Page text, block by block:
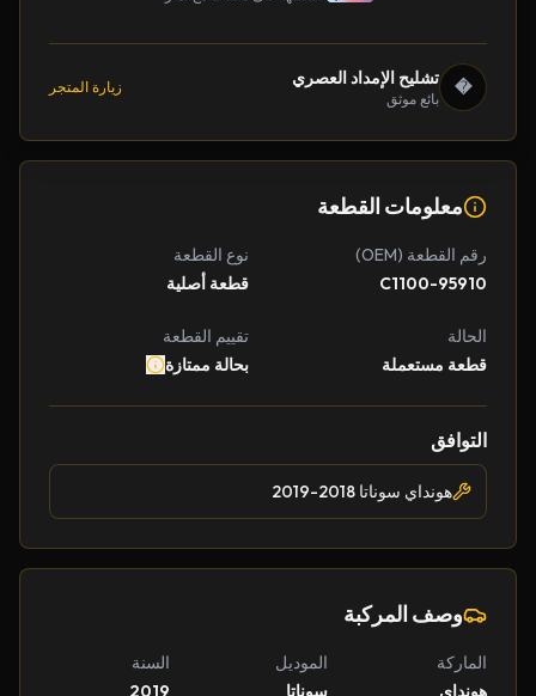
� تشليح الإمداد العصري
بائع موثق
زيارة المتجر
معلومات القطعة
رقم القطعة (OEM)
95910-C1100
نوع القطعة
قطعة أصلية
الحالة
قطعة مستعملة
تقييم القطعة
بحالة ممتازة
التوافق
هونداي سوناتا 2018-2019
وصف المركبة
الماركة
الموديل
السنة